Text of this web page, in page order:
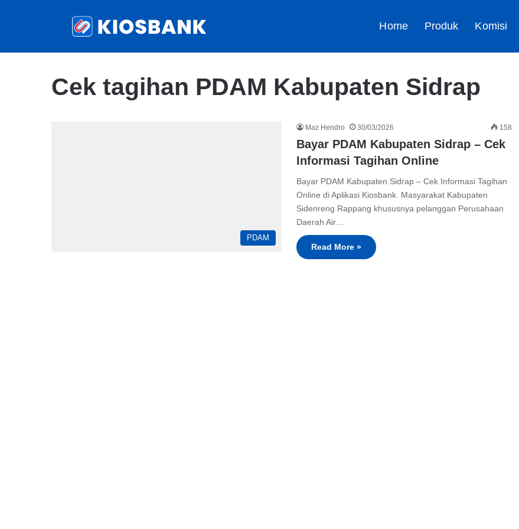
Home Produk Komisi
Cek tagihan PDAM Kabupaten Sidrap
PDAM
Maz Hendro 30/03/2026 158
Bayar PDAM Kabupaten Sidrap – Cek
Informasi Tagihan Online
Bayar PDAM Kabupaten Sidrap – Cek Informasi Tagihan
Online di Aplikasi Kiosbank. Masyarakat Kabupaten
Sidenreng Rappang khususnya pelanggan Perusahaan
Daerah Air…
Read More »